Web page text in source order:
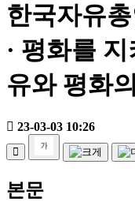
한국자유
· 평화를
유와 평화
23-03-03 10:26
본문